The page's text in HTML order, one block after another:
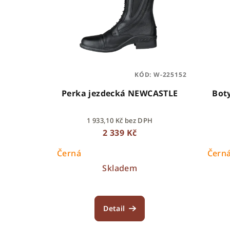
k
u
Perka jezdecká NEWCASTLE
1 933,10 Kč bez DPH
2 339 Kč
Černá
Skladem
Detail
KÓD:W-225152
Černá